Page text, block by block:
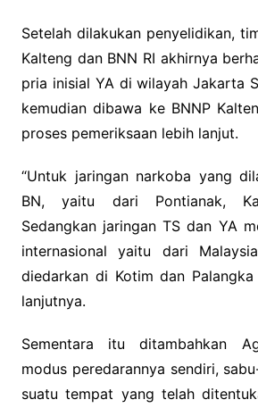
Setelah dilakukan penyelidikan,
Kalteng dan BNN RI akhirnya
pria inisial YA di wilayah Jakarta
kemudian dibawa ke BNNP
proses pemeriksaan lebih lanjut.
“Untuk jaringan narkoba yang
BN, yaitu dari Pontianak,
Sedangkan jaringan TS dan YA
internasional yaitu dari
diedarkan di Kotim dan Palangka
lanjutnya.
Sementara itu ditambahkan
modus peredarannya sendiri,
suatu tempat yang telah